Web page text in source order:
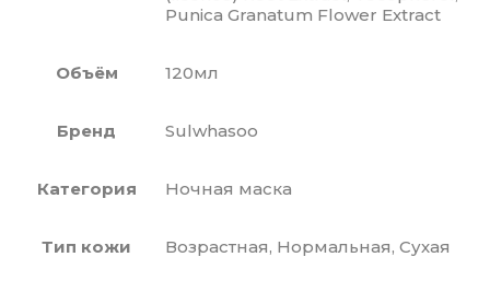
Punica Granatum Flower Extract
Объём 120мл
Бренд Sulwhasoo
Категория Ночная маска
Тип кожи Возрастная, Нормальная, Сухая